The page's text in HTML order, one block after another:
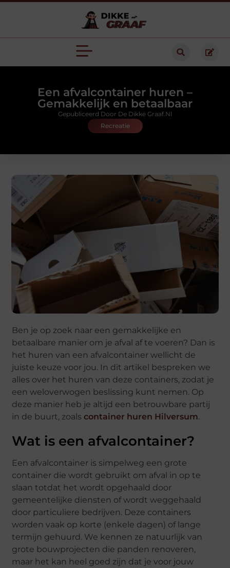
Een afvalcontainer huren –
Gemakkelijk en betaalbaar
Recreatie
Gepubliceerd Door De Dikke Graaf.nl
Ben je op zoek naar een gemakkelijke en
betaalbare manier om je afval af te voeren? Dan is
het huren van een afvalcontainer wellicht de
juiste keuze voor jou. In dit artikel bespreken we
alles over het huren van deze containers, zodat je
een weloverwogen beslissing kunt nemen. Op
deze manier heb je altijd een betrouwbare partij
in de buurt, zoalscontainer huren Hilversum.
Wat is een afvalcontainer?
Een afvalcontainer is simpelweg een grote
container die wordt gebruikt om afval in op te
slaan totdat het wordt opgehaald door
gemeentelijke diensten of wordt weggehaald
door particuliere bedrijven. Deze containers
worden vaak op korte (enkele dagen) of lange
termijn gehuurd. We kennen ze natuurlijk van
grote bouwprojecten die panden renoveren,
maar het kan heel goed zijn dat je voor jouw